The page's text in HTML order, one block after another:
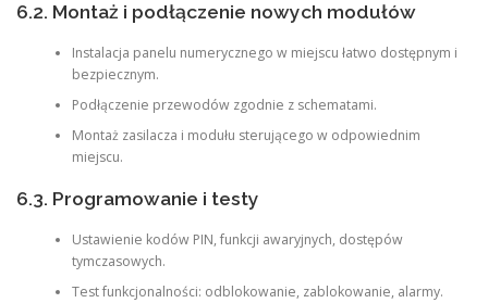
6.2. Montaż i podłączenie nowych modułów
Instalacja panelu numerycznego w miejscu łatwo dostępnym i
bezpiecznym.
Podłączenie przewodów zgodnie z schematami.
Montaż zasilacza i modułu sterującego w odpowiednim
miejscu.
6.3. Programowanie i testy
Ustawienie kodów PIN, funkcji awaryjnych, dostępów
tymczasowych.
Test funkcjonalności: odblokowanie, zablokowanie, alarmy.